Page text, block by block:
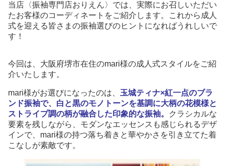
当店〈振袖専門店おりえん〉では、実際にお召しいただい
たお客様のコーディネートをご紹介します。これから成人
式を迎える皆さまの振袖選びのヒントになればうれしいで
す！
今回は、大阪府堺市在住のmari様の成人式スタイルをご紹
介いたします。
mari様がお選びになったのは、 玉城ティナ×紅一点のブラ
ンド振袖で、白と黒のモノトーンを基調に大柄の花模様と
ストライプ調の柄が融合した印象的な振袖。
クラシカルな
要素を残しながら、モダンなエッセンスも感じられるデザ
インで、mari様の持つ落ち着きと華やかさを引き立てた着
こなしが素敵です。